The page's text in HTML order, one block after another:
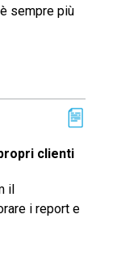
sempre più
clienti
il
i report e